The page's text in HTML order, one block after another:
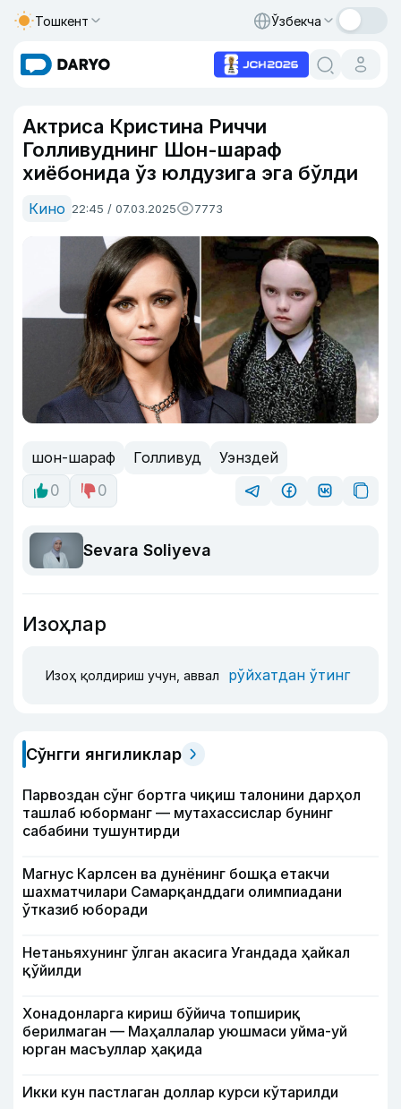
Тошкент Ўзбекча
Актриса Кристина Риччи
Голливуднинг Шон-шараф
хиёбонида ўз юлдузига эга бўлди
Кино 22:45 / 07.03.2025 7773
шон-шараф Голливуд
Уэнздей
0
0
Sevara Soliyeva
Изоҳлар
Изоҳ қолдириш учун, аввал рўйхатдан ўтинг
Сўнгги янгиликлар
Парвоздан сўнг бортга чиқиш талонини дарҳол
ташлаб юборманг — мутахассислар бунинг
сабабини тушунтирди
Магнус Карлсен ва дунёнинг бошқа етакчи
шахматчилари Самарқанддаги олимпиадани
ўтказиб юборади
Нетаньяхунинг ўлган акасига Угандада ҳайкал
қўйилди
Хонадонларга кириш бўйича топшириқ
берилмаган — Маҳаллалар уюшмаси уйма-уй
юрган масъуллар ҳақида
Икки кун пастлаган доллар курси кўтарилди